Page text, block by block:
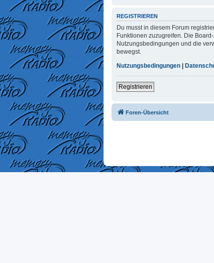
REGISTRIEREN
Du musst in diesem Forum
Funktionen zuzugreifen. Die
Nutzungsbedingungen und die
bewegst.
Nutzungsbedingungen
Registrieren
Foren-Übersicht